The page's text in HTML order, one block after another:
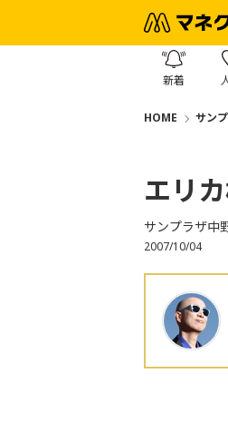
新着
HOME サン
エリ
サンプラザ中
2007/10/04